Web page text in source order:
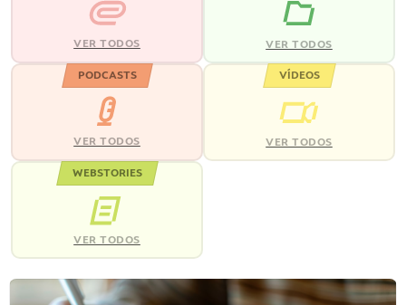
VER TODOS VER TODOS
PODCASTS
VER TODOS
VÍDEOS
VER TODOS
WEBSTORIES
VER TODOS